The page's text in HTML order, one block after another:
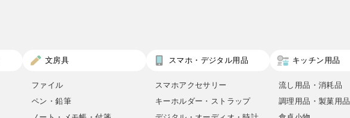
文房具
ファイル
ペン・鉛筆
スマホ・デジタル用品
スマホアクセサリー
キーホルダー・ストラップ
キッチン用品
流し用品・消耗品
調理用品・製菓用品